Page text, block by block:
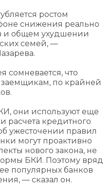
ростом
снижения реально
и общем ухудшении
семей, —
сомневается, что
заемщикам, по крайней
они используют еще
расчета кредитного
ужесточении правил
могут проактивно
нового закона, не
БКИ. Поэтому вряд
популярных банков
— сказал он.